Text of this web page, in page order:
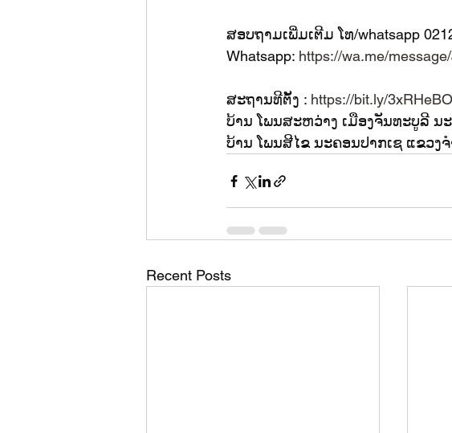
ສອບຖາມເພີ່ມເຕີມ ໂທ/whatsapp
Whatsapp: https://wa.me/
ສະຖານທີຕັ້ງ : https://bit.ly/3xRHeBO
ບ້ານ ໂພນສະຫວ່າງ ເມືອງຈັນທະບູລີ ນ
ບ້ານ ໂພນສີໄຂ ນະຄອນປາກເຊ ແຂວງຈໍ
Recent Posts